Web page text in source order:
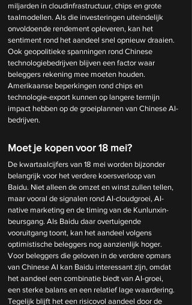
miljarden in cloudinfrastructuur, chips en grote
taalmodellen. Als die investeringen uiteindelijk
onvoldoende rendement opleveren, kan het
sentiment rond het aandeel snel opnieuw draaien.
Ook geopolitieke spanningen rond Chinese
technologiebedrijven blijven een factor waar
beleggers rekening mee moeten houden.
Amerikaanse beperkingen rond chips en
technologie-export kunnen op langere termijn
impact hebben op de groeiplannen van Chinese AI-
bedrijven.
Moet je kopen voor 18 mei?
De kwartaalcijfers van 18 mei worden bijzonder
belangrijk voor het verdere koersverloop van
Baidu. Niet alleen de omzet en winst zullen tellen,
maar vooral de signalen rond AI-cloudgroei, AI-
native marketing en de timing van de Kunlunxin-
beursgang. Als Baidu daar overtuigende
vooruitgang toont, kan het aandeel volgens
optimistische beleggers nog aanzienlijk hoger.
Voor beleggers die geloven in de verdere opmars
van Chinese AI kan Baidu interessant zijn, omdat
het aandeel een combinatie biedt van AI-groei,
een sterke balans en een relatief lage waardering.
Tegelijk blijft het een risicovol aandeel door de